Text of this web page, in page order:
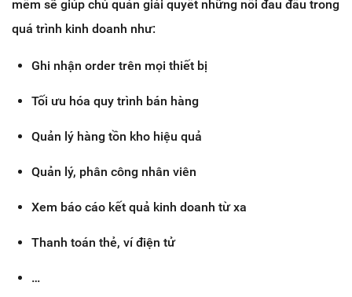
mềm sẽ giúp chủ quán giải quyết những nỗi đau đầu trong
quá trình kinh doanh như:
Ghi nhận order trên mọi thiết bị
Tối ưu hóa quy trình bán hàng
Quản lý hàng tồn kho hiệu quả
Quản lý, phân công nhân viên
Xem báo cáo kết quả kinh doanh từ xa
Thanh toán thẻ, ví điện tử
…